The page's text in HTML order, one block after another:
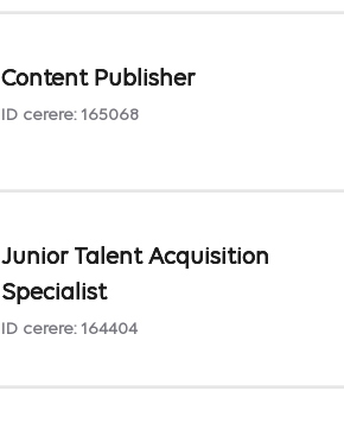
Content Publisher
ID cerere: 165068
Junior Talent Acquisition
Specialist
ID cerere: 164404